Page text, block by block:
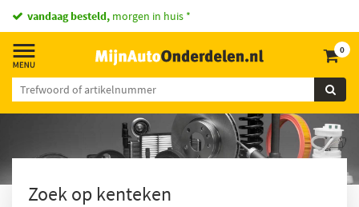
vandaag besteld, morgen in huis *
0
Zoek op kenteken